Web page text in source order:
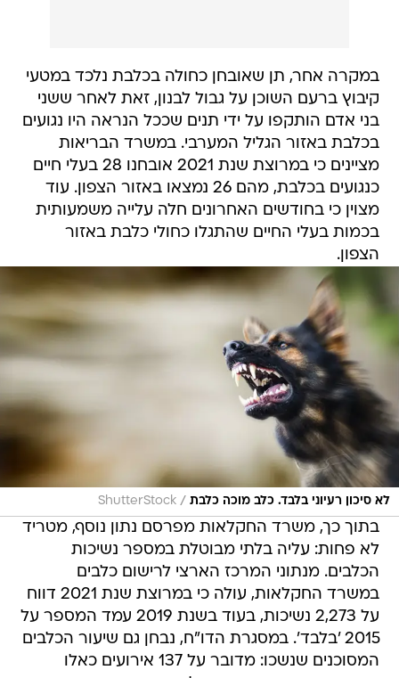
במקרה אחר, תן שאובחן כחולה בכלבת נלכד במטעי
קיבוץ ברעם השוכן על גבול לבנון, זאת לאחר ששני
בני אדם הותקפו על ידי תנים שככל הנראה היו נגועים
בכלבת באזור הגליל המערבי. במשרד הבריאות
מציינים כי במרוצת שנת 2021 אובחנו 28 בעלי חיים
כנגועים בכלבת, מהם 26 נמצאו באזור הצפון. עוד
מצוין כי בחודשים האחרונים חלה עלייה משמעותית
בכמות בעלי החיים שהתגלו כחולי כלבת באזור
הצפון.
לא סיכון רעיוני בלבד. כלב מוכה כלבת /
ShutterStock
בתוך כך, משרד החקלאות מפרסם נתון נוסף, מטריד
לא פחות: עליה בלתי מבוטלת במספר נשיכות
הכלבים. מנתוני המרכז הארצי לרישום כלבים
במשרד החקלאות, עולה כי במרוצת שנת 2021 דווח
על 2,273 נשיכות, בעוד בשנת 2019 עמד המספר על
2015 'בלבד'. במסגרת הדו"ח, נבחן גם שיעור הכלבים
המסוכנים שנשכו: מדובר על 137 אירועים כאלו